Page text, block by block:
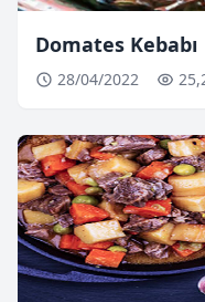
Domates Kebabı
28/04/2022